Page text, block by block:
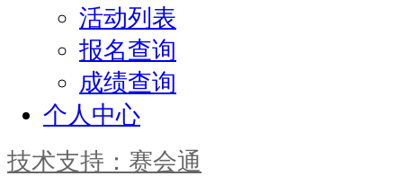
活动列表
报名查询
成绩查询
个人中心
技术支持：赛会通